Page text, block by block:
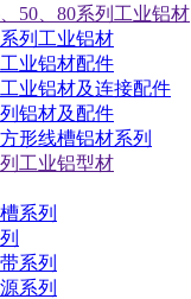
50、80系列工业铝材
列工业铝材
业铝材配件
业铝材及连接配件
铝材及配件
形线槽铝材系列
工业铝型材
系列
系列
系列